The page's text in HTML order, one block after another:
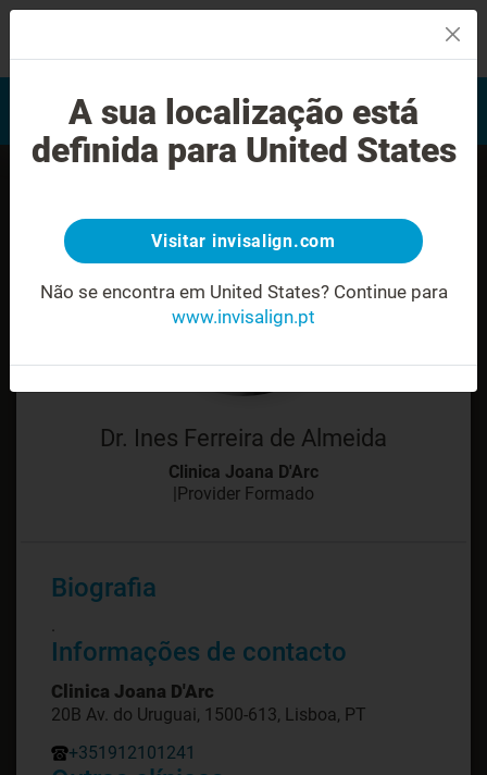
Avaliação do sorriso
Encontrar um Invisalign
provider
Dr. Ines Ferreira de Almeida
Clinica Joana D'Arc
|Provider Formado
Biografia
.
Informações de contacto
Clinica Joana D'Arc
20B Av. do Uruguai, 1500-613, Lisboa, PT
+351912101241
A sua localização está
definida para United States
Visitar invisalign.com
Não se encontra em United States? Continue para
www.invisalign.pt